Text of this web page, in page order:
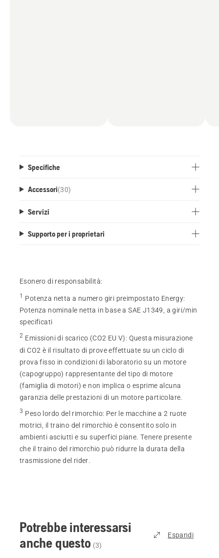
Specifiche
Accessori(30)
Servizi
Supporto per i proprietari
Esonero di responsabilità:
1 Potenza netta a numero giri preimpostato Energy:
Potenza nominale netta in base a SAE J1349, a giri/min
specificati
2 Emissioni di scarico (CO2 EU V): Questa misurazione
di CO2 è il risultato di prove effettuate su un ciclo di
prova fisso in condizioni di laboratorio su un motore
(capogruppo) rappresentante del tipo di motore
(famiglia di motori) e non implica o esprime alcuna
garanzia delle prestazioni di un motore particolare.
3 Peso lordo del rimorchio: Per le macchine a 2 ruote
motrici, il traino del rimorchio è consentito solo in
ambienti asciutti e su superfici piane. Tenere presente
che il traino del rimorchio può ridurre la durata della
trasmissione del rider.
Potrebbe interessarsi
anche questo (3)
Espandi